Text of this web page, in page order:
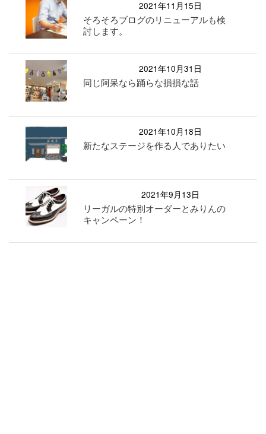
2021年11月15日
そろそろブログのリニューアルも検
討します。
2021年10月31日
同じ阿呆なら踊らな損損な話
2021年10月18日
新たなステージを作る人でありたい
2021年9月13日
リーガルの特別オーダーとみりんの
キャンペーン！